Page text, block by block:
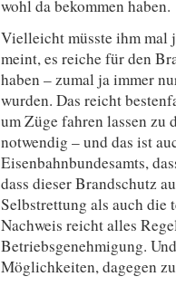
wohl da bekommen haben.
Vielleicht müsste ihm mal
meint, es reiche für den
haben – zumal ja immer
wurden. Das reicht
um Züge fahren lassen
notwendig – und das ist
Eisenbahnbundesamts,
dass dieser Brandschutz
Selbstrettung als auch die
Nachweis reicht alles
Betriebsgenehmigung.
Möglichkeiten, dagegen